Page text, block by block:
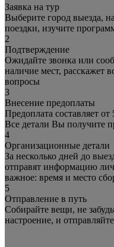
Заявка на тур
Выберите город выезда,
поездки, изучите
2
Подтверждение
Ожидайте звонка или
наличие мест, расскажет
вопросы
3
Внесение предоплаты
Предоплата составляет
Все детали Вы получите
4
Организационные детали
За несколько дней до
отправят информацию
важное: время и место
5
Отправление в путь
Собирайте вещи, не
настроение, и